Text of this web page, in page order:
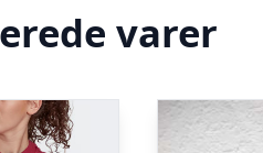
varer